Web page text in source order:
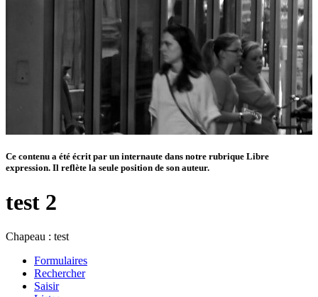
Ce contenu a été écrit par un internaute dans notre rubrique Libre
expression. Il reflète la seule position de son auteur.
test 2
Chapeau : test
Formulaires
Rechercher
Saisir